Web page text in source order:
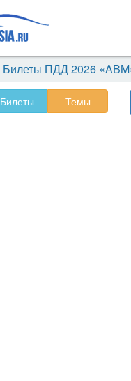
Билеты ПДД 2026
Билеты Темы